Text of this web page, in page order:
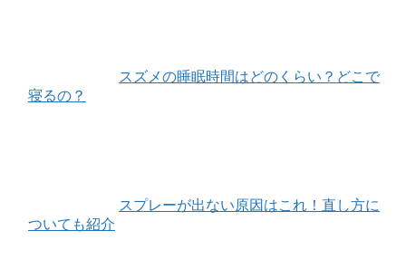
スズメの睡眠時間はどのくらい？どこで
寝るの？
スプレーが出ない原因はこれ！直し方に
ついても紹介